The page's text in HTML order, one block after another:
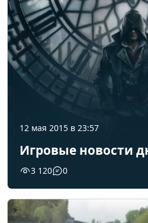
12 мая 2015 в 23:57
Игровые новости
3 120 0